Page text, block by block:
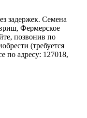
задержек. Семена
Фермерское
позвонив по
(требуется
по адресу: 127018,